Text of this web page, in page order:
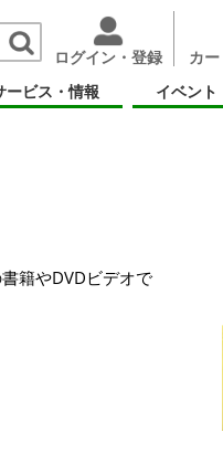
ログイン・登録 カ
ービス・情報 イベント
籍やDVDビデオで